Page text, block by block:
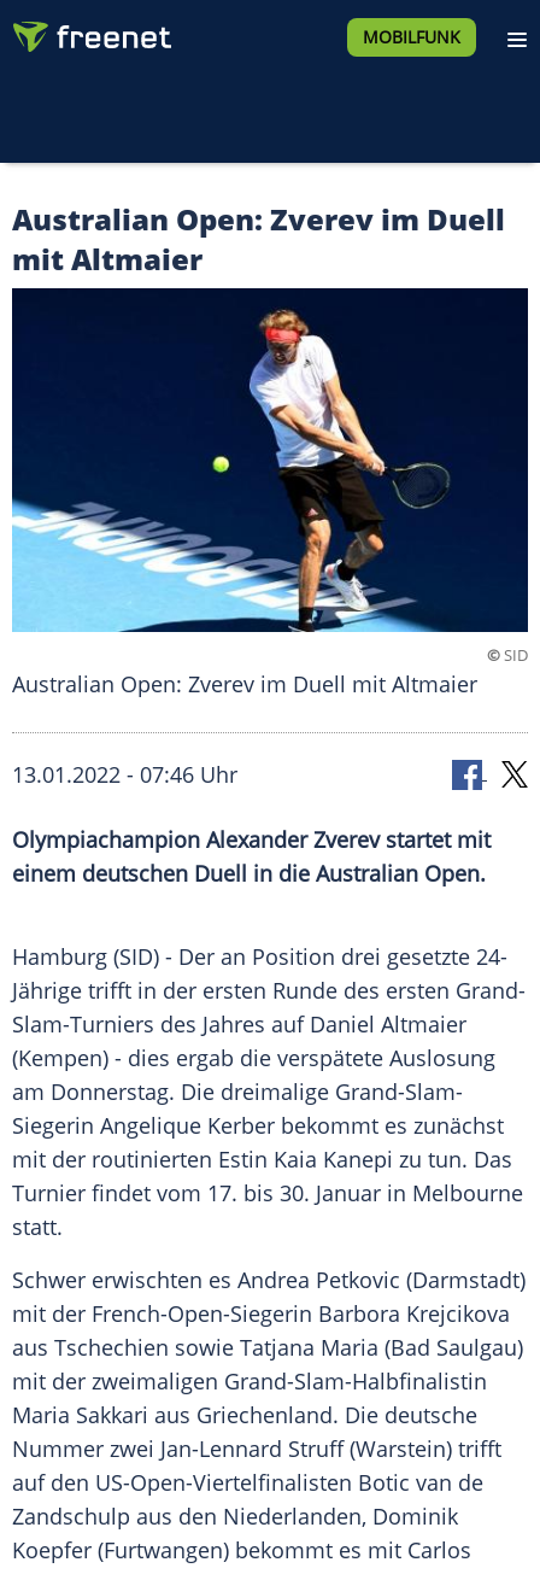
MOBILFUNK
Australian Open: Zverev im Duell
mit Altmaier
©SID
Australian Open: Zverev im Duell mit Altmaier
13.01.2022 - 07:46 Uhr
Olympiachampion Alexander Zverevstartet mit
einem deutschen Duell in die Australian Open.
Hamburg (SID) - Der an Position drei gesetzte 24-
Jährige trifft in der ersten Runde des ersten Grand-
Slam-Turniers des Jahres auf Daniel Altmaier
(Kempen) - dies ergab die verspätete Auslosung
am Donnerstag. Die dreimalige Grand-Slam-
Siegerin Angelique Kerber bekommt es zunächst
mit der routinierten Estin Kaia Kanepi zu tun. Das
Turnier findet vom 17. bis 30. Januar in Melbourne
statt.
Schwer erwischten es Andrea Petkovic (Darmstadt)
mit der French-Open-Siegerin Barbora Krejcikova
aus Tschechien sowie Tatjana Maria (Bad Saulgau)
mit der zweimaligen Grand-Slam-Halbfinalistin
Maria Sakkari aus Griechenland. Die deutsche
Nummer zwei Jan-Lennard Struff(Warstein) trifft
auf den US-Open-Viertelfinalisten Botic van de
Zandschulp aus den Niederlanden, Dominik
Koepfer (Furtwangen) bekommt es mit Carlos